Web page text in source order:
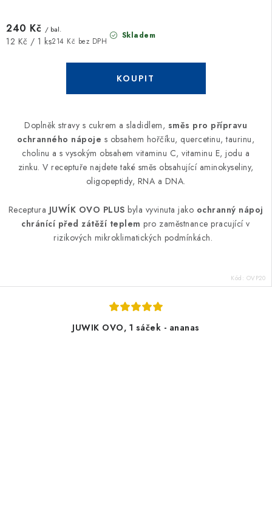
Skladem
214 Kč bez DPH
240 Kč / bal.
Měrná
12 Kč / 1 ks
Doplněk stravy s cukrem a sladidlem, směs pro přípravu
ochranného nápoje s obsahem hořčíku, quercetinu, taurinu,
cholinu a s vysokým obsahem vitaminu C, vitaminu E, jodu a
zinku. V receptuře najdete také směs obsahující aminokyseliny,
oligopeptidy, RNA a DNA.
Receptura JUWÍK OVO PLUS byla vyvinuta jako ochranný nápoj
chránící před zátěží teplem pro zaměstnance pracující v
rizikových mikroklimatických podmínkách.
Kód: OVP20
JUWIK OVO, 1 sáček - ananas